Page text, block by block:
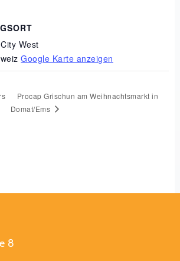
West
Google Karte anzeigen
Procap Grischun am Weihnachtsmarkt in
Domat/Ems
8